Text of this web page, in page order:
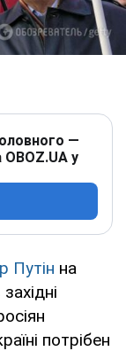
—
у
Путін на
потрібен